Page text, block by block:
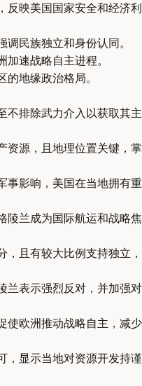
反映美国国家安全和经济利
民族独立和身份认同。
速战略自主进程。
地缘政治格局。
不排除武力介入以获取其主
资源，且地理位置关键，掌
事影响，美国在当地拥有重
陵兰成为国际航运和战略焦
且有较大比例支持独立，
兰表示强烈反对，并加强对
使欧洲推动战略自主，减少
，显示当地对资源开发持谨